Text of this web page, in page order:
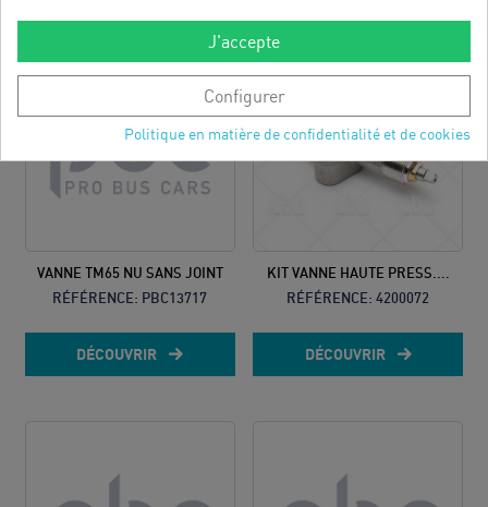
VANNE TM65 NU SANS JOINT
RÉFÉRENCE: PBC13717
DÉCOUVRIR
KIT VANNE HAUTE PRESS....
RÉFÉRENCE: 4200072
DÉCOUVRIR
J'accepte
Configurer
Politique en matière de confidentialité et de cookies